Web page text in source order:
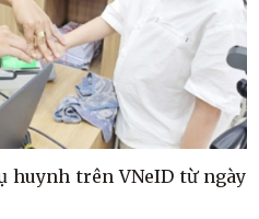
huynh trên VNeID từ ngày